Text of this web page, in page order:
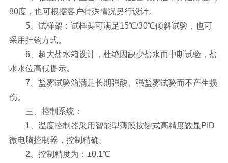
80度，也可根据客户特殊情况另行设计。
5、试样架：试样架可满足15℃/30℃倾斜试验，也可
采用挂钩方式。
6、超大盐水箱设计，杜绝因缺少盐水而中断试验，盐
水水位高低提示。
7、盐雾试验箱满足长期强酸、强盐雾试验而不产生损
伤。
三、控制系统：
1、温度控制器采用智能型薄膜按键式高精度数显PID
微电脑控制器，控制精确。
2、控制精度为：±0.1℃